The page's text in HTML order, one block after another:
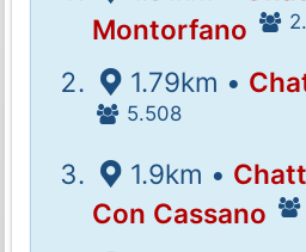
Montorfano
1.79km •
5.508
1.9km •
Con Cassano